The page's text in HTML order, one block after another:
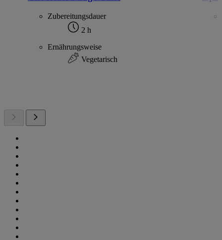
Zubereitungsdauer
2 h
Ernährungsweise
Vegetarisch